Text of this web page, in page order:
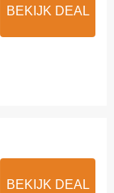
BEKIJK DEAL
BEKIJK DEAL